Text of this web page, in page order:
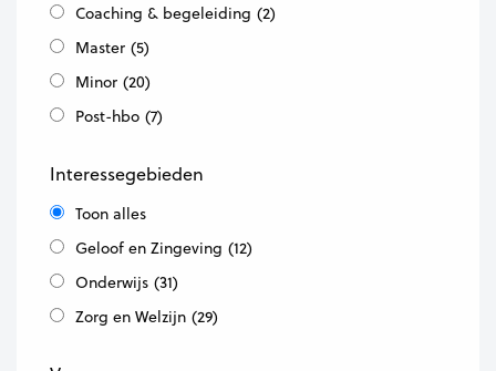
Coaching & begeleiding (2)
Master (5)
Minor (20)
Post-hbo (7)
Interessegebieden
Toon alles
Geloof en Zingeving (12)
Onderwijs (31)
Zorg en Welzijn (29)